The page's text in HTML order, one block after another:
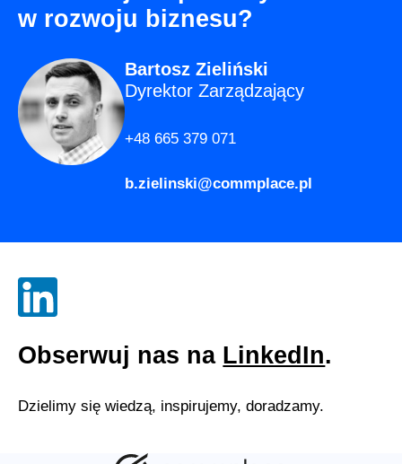
w rozwoju biznesu?
Bartosz Zieliński
Dyrektor Zarządzający
+48 665 379 071
b.zielinski@commplace.pl
Obserwuj nas na LinkedIn.
Dzielimy się wiedzą, inspirujemy, doradzamy.